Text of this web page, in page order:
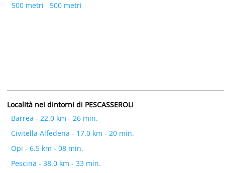
500 metri
500 metri
Località nei dintorni di PESCASSEROLI
Barrea - 22.0 km - 26 min.
Civitella Alfedena - 17.0 km - 20 min.
Opi - 6.5 km - 08 min.
Pescina - 38.0 km - 33 min.